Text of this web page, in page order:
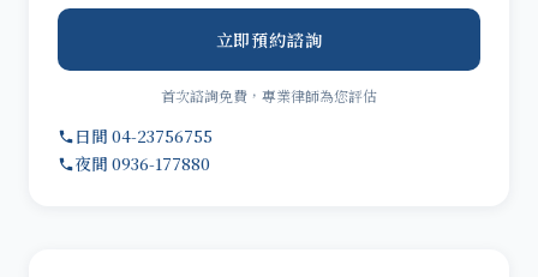
立即預約諮詢
首次諮詢免費，專業律師為您評估
日間 04-23756755
夜間 0936-177880